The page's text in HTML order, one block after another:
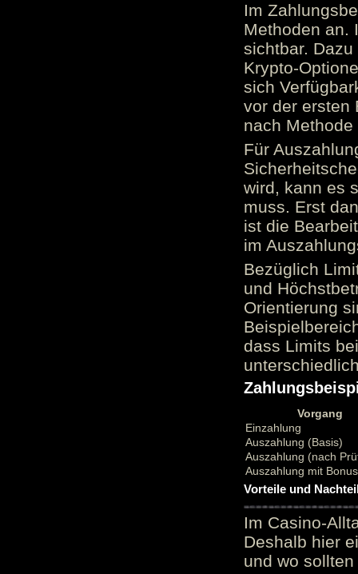
Im
Methoden an.
sichtbar.
Krypto-
sich
vor der ersten
nach
Für
wird, kann es
muss. Erst
ist die
im
Bezüglich
und
Orientierung
dass Limits
Vorgang
Einzahlung
Auszahlung (Basis)
Auszahlung (nach
Auszahlung mit
Vorteile und
Im Casino-
Deshalb hier
und wo